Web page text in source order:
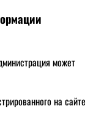
может
на сайте